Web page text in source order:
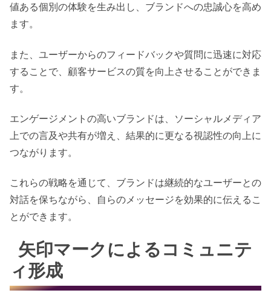
値ある個別の体験を生み出し、ブランドへの忠誠心を高め
ます。
また、ユーザーからのフィードバックや質問に迅速に対応
することで、顧客サービスの質を向上させることができま
す。
エンゲージメントの高いブランドは、ソーシャルメディア
上での言及や共有が増え、結果的に更なる視認性の向上に
つながります。
これらの戦略を通じて、ブランドは継続的なユーザーとの
対話を保ちながら、自らのメッセージを効果的に伝えるこ
とができます。
矢印マークによるコミュニテ
ィ形成